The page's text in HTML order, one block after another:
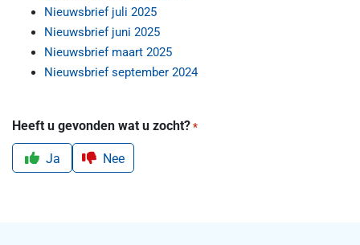
Nieuwsbrief juli 2025
Nieuwsbrief juni 2025
Nieuwsbrief maart 2025
Nieuwsbrief september 2024
Heeft u gevonden wat u zocht? *
Ja Nee